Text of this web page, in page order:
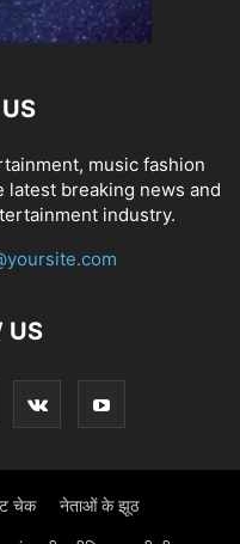
music fashion
breaking news and
industry.
US
चेक नेताओं के झूठ